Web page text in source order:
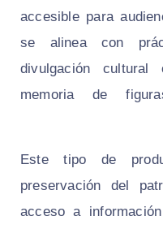
accesible para
se alinea con
divulgación
memoria de
Este tipo de
preservación del
acceso a